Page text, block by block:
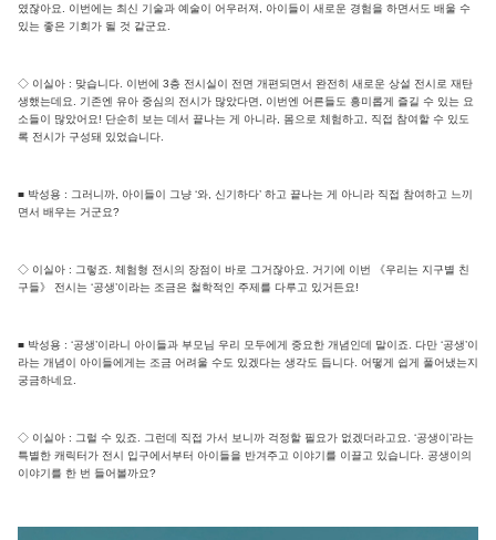
였잖아요. 이번에는 최신 기술과 예술이 어우러져, 아이들이 새로운 경험을 하면서도 배울 수
있는 좋은 기회가 될 것 같군요.
◇ 이실아 : 맞습니다. 이번에 3층 전시실이 전면 개편되면서 완전히 새로운 상설 전시로 재탄
생했는데요. 기존엔 유아 중심의 전시가 많았다면, 이번엔 어른들도 흥미롭게 즐길 수 있는 요
소들이 많았어요! 단순히 보는 데서 끝나는 게 아니라, 몸으로 체험하고, 직접 참여할 수 있도
록 전시가 구성돼 있었습니다.
■ 박성용 : 그러니까, 아이들이 그냥 ‘와, 신기하다’ 하고 끝나는 게 아니라 직접 참여하고 느끼
면서 배우는 거군요?
◇ 이실아 : 그렇죠. 체험형 전시의 장점이 바로 그거잖아요. 거기에 이번 《우리는 지구별 친
구들》 전시는 ‘공생’이라는 조금은 철학적인 주제를 다루고 있거든요!
■ 박성용 : ‘공생’이라니 아이들과 부모님 우리 모두에게 중요한 개념인데 말이죠. 다만 ‘공생’이
라는 개념이 아이들에게는 조금 어려울 수도 있겠다는 생각도 듭니다. 어떻게 쉽게 풀어냈는지
궁금하네요.
◇ 이실아 : 그럴 수 있죠. 그런데 직접 가서 보니까 걱정할 필요가 없겠더라고요. ‘공생이’라는
특별한 캐릭터가 전시 입구에서부터 아이들을 반겨주고 이야기를 이끌고 있습니다. 공생이의
이야기를 한 번 들어볼까요?